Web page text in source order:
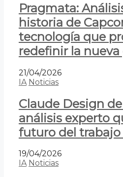
Pragmata:
historia de
tecnología que
redefinir la
21/04/2026
IA Noticias
Claude Design
análisis experto
futuro del
19/04/2026
IA Noticias